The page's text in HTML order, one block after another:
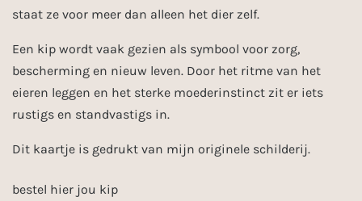
staat ze voor meer dan alleen het dier zelf.
Een kip wordt vaak gezien als symbool voor zorg,
bescherming en nieuw leven. Door het ritme van het
eieren leggen en het sterke moederinstinct zit er iets
rustigs en standvastigs in.
Dit kaartje is gedrukt van mijn originele schilderij.
bestel hier jou kip